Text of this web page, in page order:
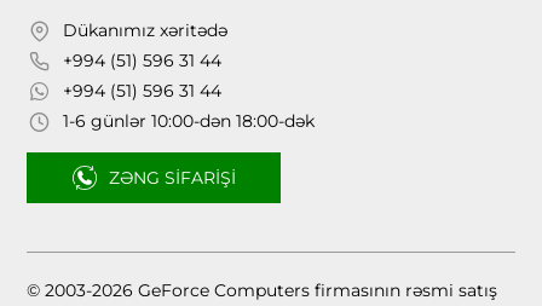
Dükanımız xəritədə
+994 (51) 596 31 44
+994 (51) 596 31 44
1-6 günlər 10:00-dən 18:00-dək
ZƏNG SIFARIŞI
© 2003-2026 GeForce Computers firmasının rəsmi satış